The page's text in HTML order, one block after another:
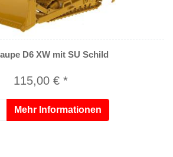
D6 XW mit SU Schild
115,00 € *
Mehr Informationen